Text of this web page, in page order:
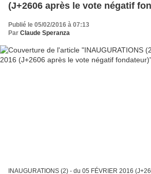
(J+2606 après le vote négatif
Publié le 05/02/2016 à 07:13
Par Claude Speranza
INAUGURATIONS (2) - du 05 FÉVRIER 2016